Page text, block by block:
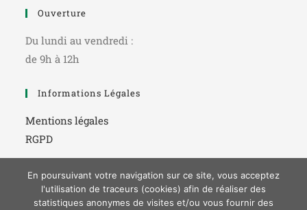
Ouverture
Du lundi au vendredi :
de 9h à 12h
Informations Légales
Mentions légales
RGPD
En poursuivant votre navigation sur ce site, vous acceptez
l'utilisation de traceurs (cookies) afin de réaliser des
statistiques anonymes de visites et/ou vous fournir des